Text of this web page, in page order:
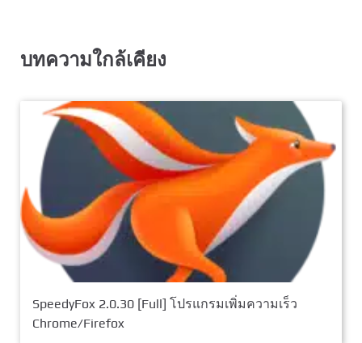
บทความใกล้เคียง
SpeedyFox 2.0.30 [Full] โปรแกรมเพิ่มความเร็ว
Chrome/Firefox